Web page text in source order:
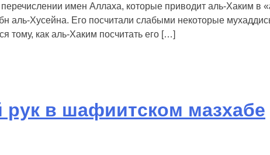
имен Аллаха, которые приводит аль-Хаким в
аль-Хусейна. Его посчитали слабыми некоторые
тому, как аль-Хаким посчитать его […]
рук в шафиитском мазхабе